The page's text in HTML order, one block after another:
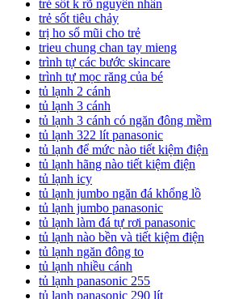
trẻ sốt k rõ nguyên nhân
trẻ sốt tiêu chảy
trị ho sổ mũi cho trẻ
trieu chung chan tay mieng
trình tự các bước skincare
trình tự mọc răng của bé
tủ lạnh 2 cánh
tủ lạnh 3 cánh
tủ lạnh 3 cánh có ngăn đông mềm
tủ lạnh 322 lít panasonic
tủ lạnh để mức nào tiết kiệm điện
tủ lạnh hãng nào tiết kiệm điện
tủ lạnh icy
tủ lạnh jumbo ngăn đá khổng lồ
tủ lạnh jumbo panasonic
tủ lạnh làm đá tự rơi panasonic
tủ lạnh nào bền và tiết kiệm điện
tủ lạnh ngăn đông to
tủ lạnh nhiều cánh
tủ lạnh panasonic 255
tủ lạnh panasonic 290 lít